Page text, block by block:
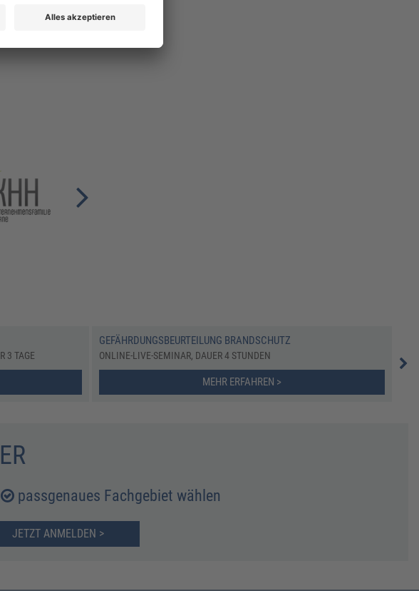
3 TAGE
GEFÄHRDUNGSBEURTEILUNG BRANDSCHUTZ
ONLINE-LIVE-SEMINAR, DAUER 4 STUNDEN
MEHR ERFAHREN >
passgenaues Fachgebiet wählen
JETZT ANMELDEN >